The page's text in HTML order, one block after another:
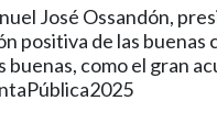
José Ossandón,
positiva de las buenas
como el gran